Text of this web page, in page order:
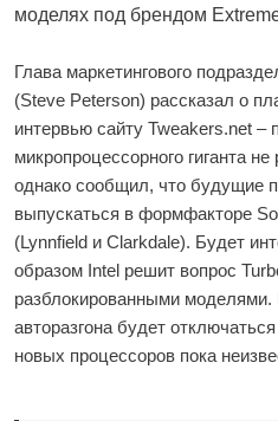
моделях под брендом
Глава маркетингового
(Steve Peterson) рассказал о
интервью сайту Tweakers.net –
микропроцессорного гиганта
однако сообщил, что будущие
выпускаться в формфакторе
(Lynnfield и Clarkdale). Будет
образом Intel решит вопрос
разблокированными моделями.
авторазгона будет
новых процессоров пока